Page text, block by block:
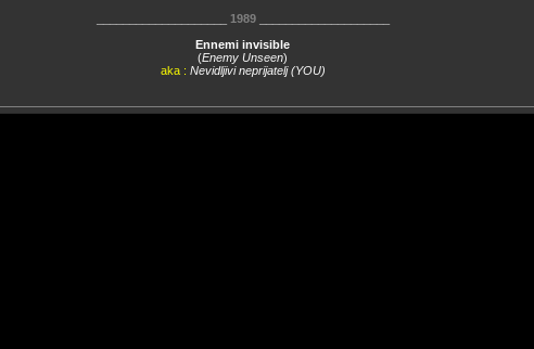
1989____________________
Ennemi invisible
(Enemy Unseen)
aka : Nevidljivi neprijatelj (YOU)